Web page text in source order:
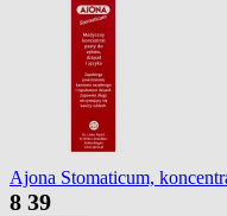
Ajona Stomaticum,
8 39